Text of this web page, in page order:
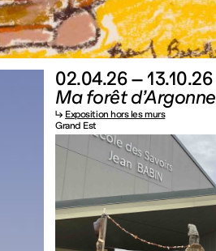
02.04.26 – 13.10.26
Ma forêt d’Argonne
↳ Exposition hors les murs
Grand Est